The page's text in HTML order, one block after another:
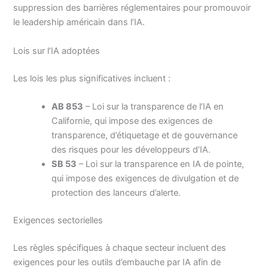
suppression des barrières réglementaires pour promouvoir
le leadership américain dans l’IA.
Lois sur l’IA adoptées
Les lois les plus significatives incluent :
AB 853 – Loi sur la transparence de l’IA en
Californie, qui impose des exigences de
transparence, d’étiquetage et de gouvernance
des risques pour les développeurs d’IA.
SB 53 – Loi sur la transparence en IA de pointe,
qui impose des exigences de divulgation et de
protection des lanceurs d’alerte.
Exigences sectorielles
Les règles spécifiques à chaque secteur incluent des
exigences pour les outils d’embauche par IA afin de